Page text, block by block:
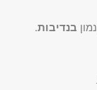
בנדיבות.